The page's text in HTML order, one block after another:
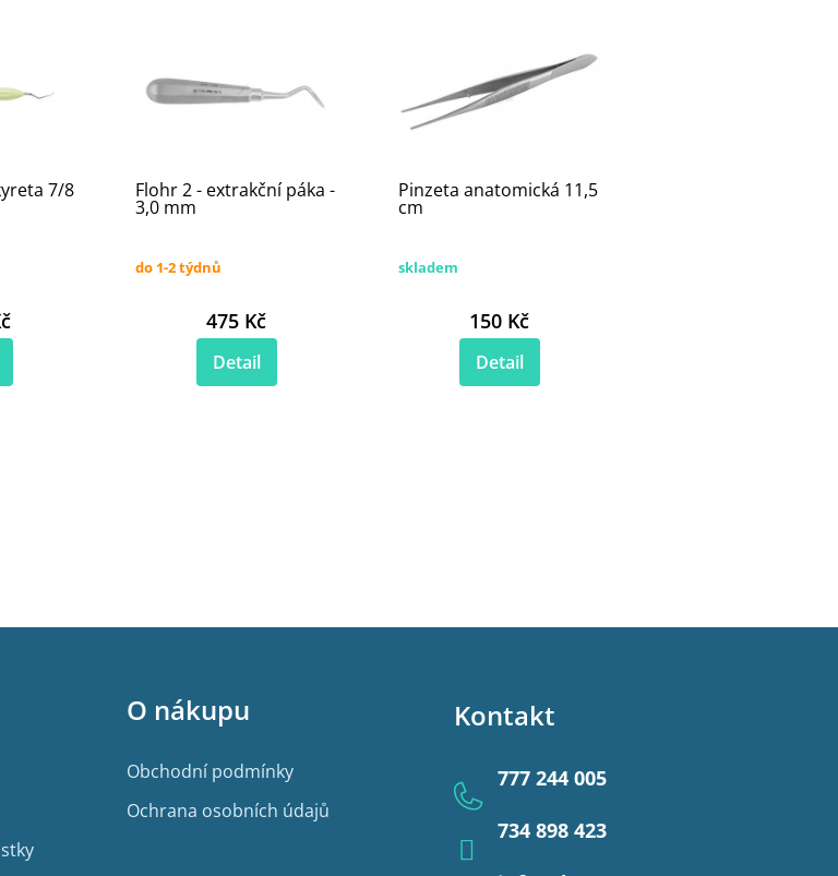
7/8 Flohr 2 - extrakční páka -
3,0 mm
do 1-2 týdnů
475 Kč
Detail
Pinzeta anatomická 11,5
cm
skladem
150 Kč
Detail
O nákupu
Obchodní podmínky
Ochrana osobních údajů
Kontakt
777 244 005
734 898 423